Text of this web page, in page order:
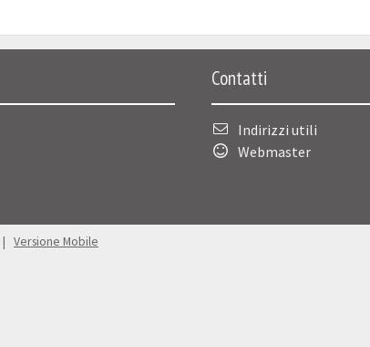
Contatti
Indirizzi utili
Webmaster
Versione Mobile